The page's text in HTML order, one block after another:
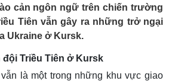
Tin 24h
Dự báo thời tiết
Giáo dục
Việc làm
cản ngôn ngữ trên chiến trường
Tiên vẫn gây ra những trở ngại
Ukraine ở Kursk.
Triều Tiên ở Kursk
là một trong những khu vực giao